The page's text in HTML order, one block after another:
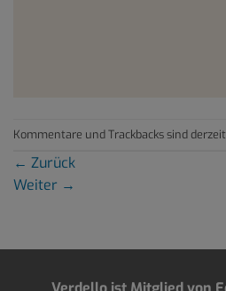
Kommentare und Trackbacks sind
← Zurück
Weiter →